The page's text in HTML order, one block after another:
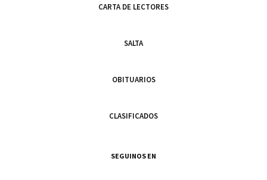
CARTA DE LECTORES
SALTA
OBITUARIOS
CLASIFICADOS
SEGUINOS EN